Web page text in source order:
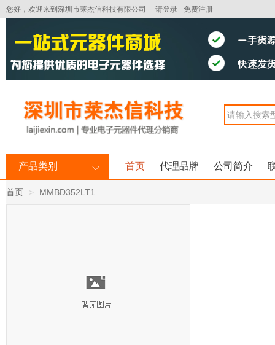
您好，欢迎来到深圳市莱杰信科技有限公司 请登录 免费注册
产品类别 首页 代理品牌 公司简介
首页 MMBD352LT1